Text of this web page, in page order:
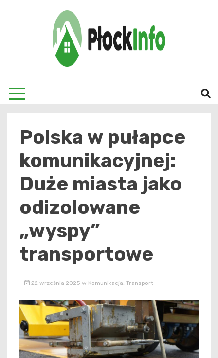
Polska w pułapce
komunikacyjnej:
Duże miasta jako
odizolowane
„wyspy”
transportowe
22 września 2025 w Komunikacja Transport